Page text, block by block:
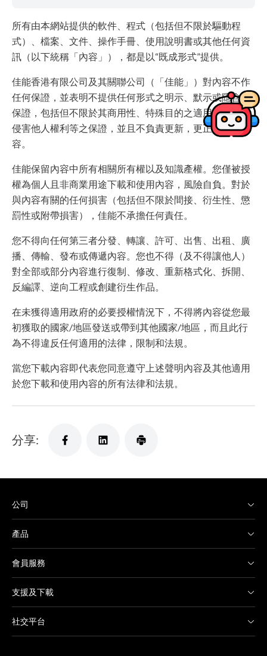
所有由本網站提供的軟件、程式（包括但不限於驅動程
式）、檔案、文件、操作手冊、使用說明書或其他任何資
訊（以下統稱「內容」），都是以“既成形式”提供。
佳能香港有限公司及其關聯公司（「佳能」）對內容不作
任何保證，並表明不提供任何形式之明示、默示或隱含的
保證，包括但不限於其商用性、特殊目的之適用性及沒有
侵害他人權利等之保證，並且不負責更新，更正或支持內
容。
佳能保留內容中所有相關所有權以及知識產權。您僅被授
權為個人且非商業用途下載和使用內容，風險自負。對於
與內容有關的任何損害（包括但不限於間接、衍生性、懲
罰性或附帶損害），佳能不承擔任何責任。
您不得向任何第三者分發、轉讓、許可、出售、出租、廣
播、傳輸、發布或傳遞內容。您也不得（及不得讓他人）
對全部或部分內容進行復制、修改、重新格式化、拆開、
反編譯、逆向工程或創建衍生作品。
在未獲得適用政府的必要授權情況下，不得將內容從您最
初獲取的國家/地區發送或帶到其他國家/地區，而且此行
為不得違反任何適用的法律，限制和法規。
當您下載內容即代表您同意遵守上述聲明內容及其他適用
於您下載和使用內容的所有法律和法規。
分享:
公司
產品
會員服務
支援及下載
社交平台